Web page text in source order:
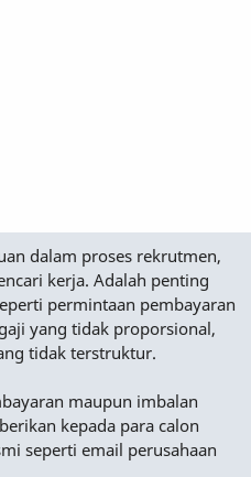
dalam proses rekrutmen,
kerja. Adalah penting
permintaan pembayaran
yang tidak proporsional,
tidak terstruktur.
maupun imbalan
kepada para calon
seperti email perusahaan